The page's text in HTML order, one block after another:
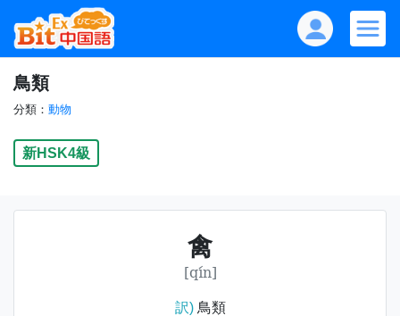
鳥類
分類： 動物
新HSK4級
禽
[qín]
訳)鳥類